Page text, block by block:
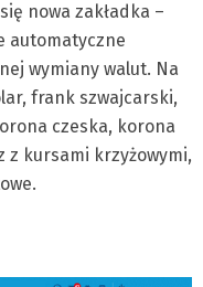
nowa zakładka –
automatyczne
wymiany walut. Na
frank szwajcarski,
czeska, korona
z kursami krzyżowymi,